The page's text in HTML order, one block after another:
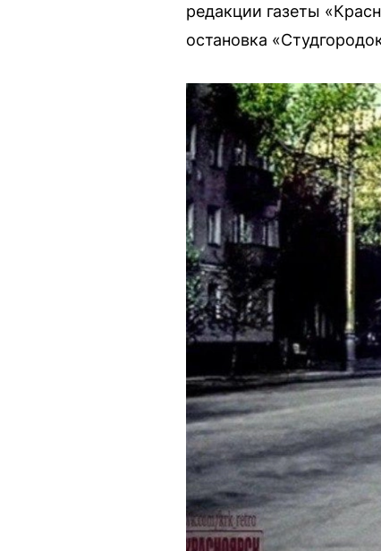
редакции газеты
остановка